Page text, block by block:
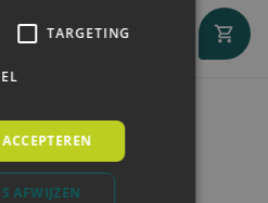
TARGETING
AFWIJZEN